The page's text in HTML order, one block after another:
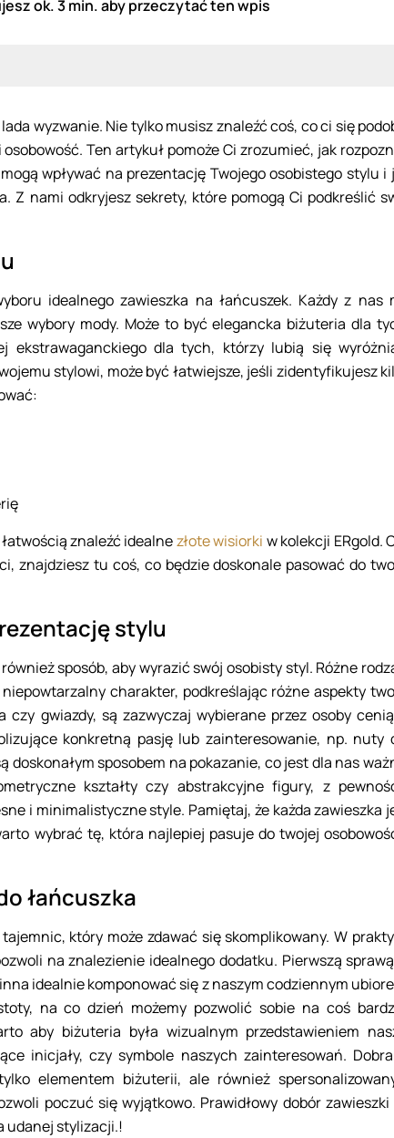
ok. 3 min. aby przeczytać ten wpis
wyzwanie. Nie tylko musisz znaleźć coś, co ci się
Ten artykuł pomoże Ci zrozumieć, jak
wpływać na prezentację Twojego osobistego stylu i
Z nami odkryjesz sekrety, które pomogą Ci podkreślić
idealnego zawieszka na łańcuszek. Każdy z nas
wybory mody. Może to być elegancka biżuteria dla
ekstrawaganckiego dla tych, którzy lubią się
stylowi, może być łatwiejsze, jeśli zidentyfikujesz
znaleźć idealnezłote wisiorki w kolekcji ERgold.
znajdziesz tu coś, co będzie doskonale pasować do
stylu
sposób, aby wyrazić swój osobisty styl. Różne
charakter, podkreślając różne aspekty
czy gwiazdy, są zazwyczaj wybierane przez osoby
konkretną pasję lub zainteresowanie, np. nuty
doskonałym sposobem na pokazanie, co jest dla nas
kształty czy abstrakcyjne figury, z
i minimalistyczne style. Pamiętaj, że każda zawieszka
wybrać tę, która najlepiej pasuje do twojej
łańcuszka
który może zdawać się skomplikowany. W
na znalezienie idealnego dodatku. Pierwszą
idealnie komponować się z naszym codziennym
na co dzień możemy pozwolić sobie na coś
aby biżuteria była wizualnym przedstawieniem
inicjały, czy symbole naszych zainteresowań.
elementem biżuterii, ale również
poczuć się wyjątkowo. Prawidłowy dobór zawieszki
udanej stylizacji.!